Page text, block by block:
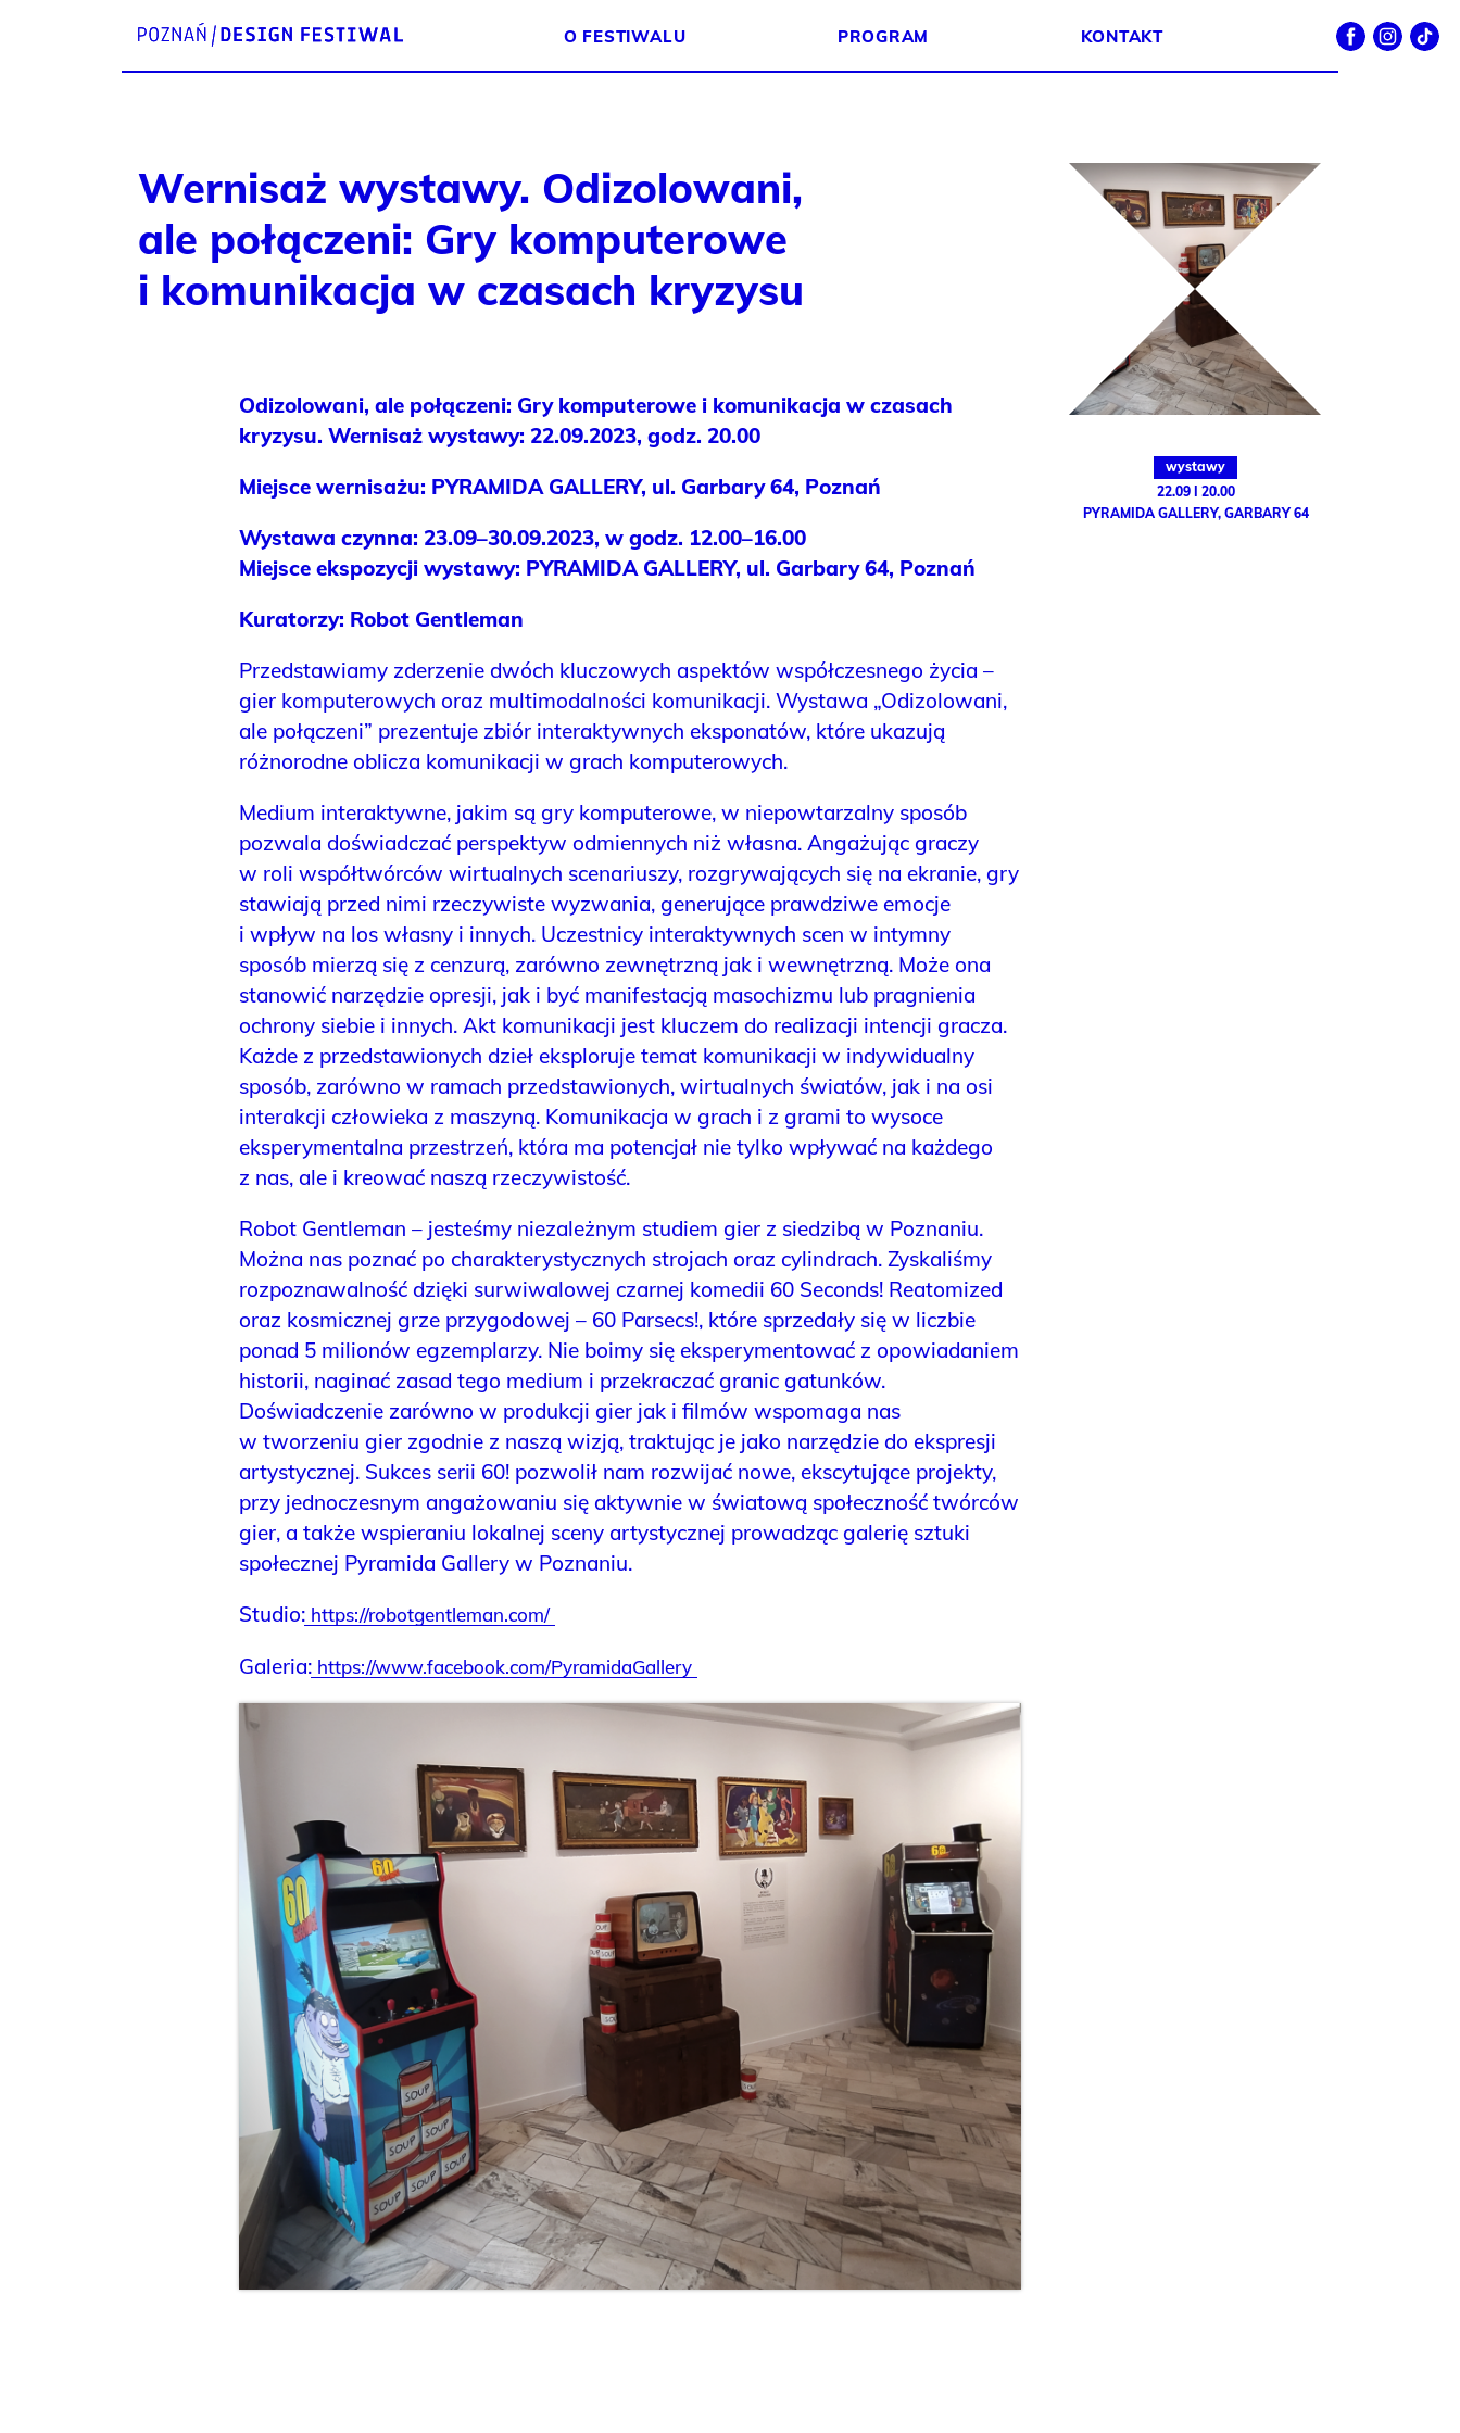
O FESTIWALU PROGRAM KONTAKT FacebookInstagramTikTok
Wernisaż wystawy. Odizolowani,
ale połączeni: Gry komputerowe
i komunikacja w czasach kryzysu
wystawy
22.09 I 20.00
PYRAMIDA GALLERY, GARBARY 64
Odizolowani, ale połączeni: Gry komputerowe i komunikacja w czasach
kryzysu. Wernisaż wystawy: 22.09.2023, godz. 20.00
Miejsce wernisażu: PYRAMIDA GALLERY, ul. Garbary 64, Poznań
Wystawa czynna: 23.09–30.09.2023, w godz. 12.00–16.00
Miejsce ekspozycji wystawy: PYRAMIDA GALLERY, ul. Garbary 64, Poznań
Kuratorzy: Robot Gentleman
Przedstawiamy zderzenie dwóch kluczowych aspektów współczesnego życia –
gier komputerowych oraz multimodalności komunikacji. Wystawa „Odizolowani,
ale połączeni” prezentuje zbiór interaktywnych eksponatów, które ukazują
różnorodne oblicza komunikacji w grach komputerowych.
Medium interaktywne, jakim są gry komputerowe, w niepowtarzalny sposób
pozwala doświadczać perspektyw odmiennych niż własna. Angażując graczy
w roli współtwórców wirtualnych scenariuszy, rozgrywających się na ekranie, gry
stawiają przed nimi rzeczywiste wyzwania, generujące prawdziwe emocje
i wpływ na los własny i innych. Uczestnicy interaktywnych scen w intymny
sposób mierzą się z cenzurą, zarówno zewnętrzną jak i wewnętrzną. Może ona
stanowić narzędzie opresji, jak i być manifestacją masochizmu lub pragnienia
ochrony siebie i innych. Akt komunikacji jest kluczem do realizacji intencji gracza.
Każde z przedstawionych dzieł eksploruje temat komunikacji w indywidualny
sposób, zarówno w ramach przedstawionych, wirtualnych światów, jak i na osi
interakcji człowieka z maszyną. Komunikacja w grach i z grami to wysoce
eksperymentalna przestrzeń, która ma potencjał nie tylko wpływać na każdego
z nas, ale i kreować naszą rzeczywistość.
Robot Gentleman – jesteśmy niezależnym studiem gier z siedzibą w Poznaniu.
Można nas poznać po charakterystycznych strojach oraz cylindrach. Zyskaliśmy
rozpoznawalność dzięki surwiwalowej czarnej komedii 60 Seconds! Reatomized
oraz kosmicznej grze przygodowej – 60 Parsecs!, które sprzedały się w liczbie
ponad 5 milionów egzemplarzy. Nie boimy się eksperymentować z opowiadaniem
historii, naginać zasad tego medium i przekraczać granic gatunków.
Doświadczenie zarówno w produkcji gier jak i filmów wspomaga nas
w tworzeniu gier zgodnie z naszą wizją, traktując je jako narzędzie do ekspresji
artystycznej. Sukces serii 60! pozwolił nam rozwijać nowe, ekscytujące projekty,
przy jednoczesnym angażowaniu się aktywnie w światową społeczność twórców
gier, a także wspieraniu lokalnej sceny artystycznej prowadząc galerię sztuki
społecznej Pyramida Gallery w Poznaniu.
Studio: https://robotgentleman.com/
Galeria: https://www.facebook.com/PyramidaGallery